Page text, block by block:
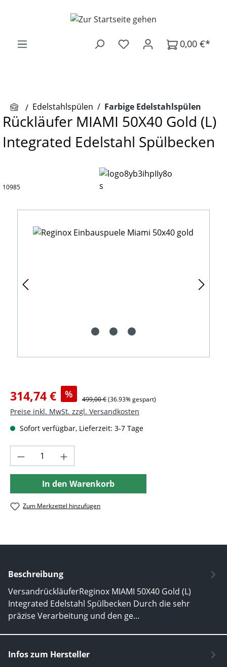
Zum Hauptinhalt springen
0,00 €*
Edelstahlspülen / Farbige Edelstahlspülen
Rückläufer MIAMI 50X40 Gold (L)
Integrated Edelstahl Spülbecken
10985
Verkaufspreis:
314,74 € % Regulärer Preis:
499,00 €(36.93% gespart)
Preise inkl. MwSt. zzgl. Versandkosten
Sofort verfügbar, Lieferzeit: 3-7 Tage
Produkt Anzahl: Gib den gewünschten
In den Warenkorb
Zum Merkzettel hinzufügen
Beschreibung
VersandrückläuferReginox MIAMI 50X40 Gold (L)
Integrated Edelstahl Spülbecken Durch die sehr
präzise Verarbeitung und den ge…
Infos zum Hersteller